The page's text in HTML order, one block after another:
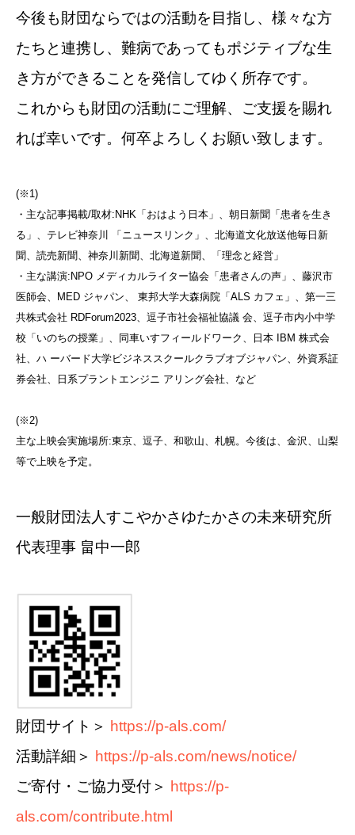
今後も財団ならではの活動を目指し、様々な方
たちと連携し、難病であってもポジティブな生
き方ができることを発信してゆく所存です。
これからも財団の活動にご理解、ご支援を賜れ
れば幸いです。何卒よろしくお願い致します。
(※1)
・主な記事掲載/取材:NHK「おはよう日本」、朝日新聞「患者を生き
る」、テレビ神奈川 「ニュースリンク」、北海道文化放送他毎日新
聞、読売新聞、神奈川新聞、北海道新聞、「理念と経営」
・主な講演:NPO メディカルライター協会「患者さんの声」、藤沢市
医師会、MED ジャパン、 東邦大学大森病院「ALS カフェ」、第一三
共株式会社 RDForum2023、逗子市社会福祉協議 会、逗子市内小中学
校「いのちの授業」、同車いすフィールドワーク、日本 IBM 株式会
社、ハ ーバード大学ビジネススクールクラブオブジャパン、外資系証
券会社、日系プラントエンジニ アリング会社、など
(※2)
主な上映会実施場所:東京、逗子、和歌山、札幌。今後は、金沢、山梨
等で上映を予定。
一般財団法人すこやかさゆたかさの未来研究所
代表理事 畠中一郎
財団サイト＞ https://p-als.com/
活動詳細＞ https://p-als.com/news/notice/
ご寄付・ご協力受付＞ https://p-
als.com/contribute.html